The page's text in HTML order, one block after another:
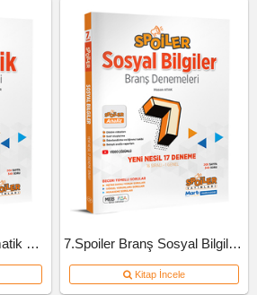
7.Spoiler Branş Matematik Deneme 7.Spoiler Branş Sosyal Bilgiler Deneme
Kitap İncele